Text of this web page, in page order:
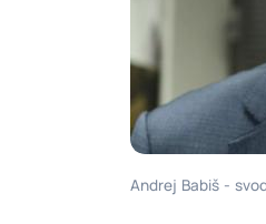
Andrej Babiš -